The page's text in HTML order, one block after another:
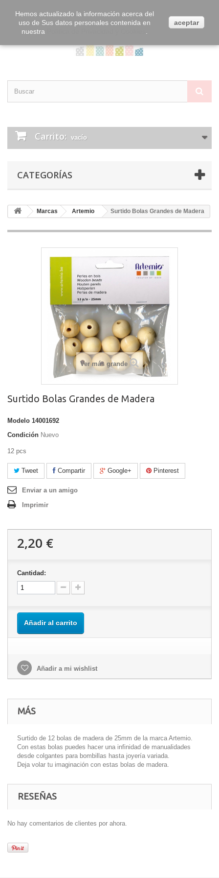
Carrito: vacío
CATEGORÍAS
Marcas Artemio Surtido Bolas Grandes de Madera
Ver más grande
Surtido Bolas Grandes de Madera
Modelo 14001692
Condición Nuevo
12 pcs
Tweet Compartir Google+ Pinterest
Enviar a un amigo
Imprimir
2,20 €
Cantidad:
Añadir al carrito
Añadir a mi wishlist
MÁS
Surtido de 12 bolas de madera de 25mm de la marca Artemio.
Con estas bolas puedes hacer una infinidad de manualidades
desde colgantes para bombillas hasta joyería variada.
Deja volar tu imaginación con estas bolas de madera.
RESEÑAS
No hay comentarios de clientes por ahora.
Hemos actualizado la información acerca del
uso de Sus datos personales contenida en
nuestra
aceptar